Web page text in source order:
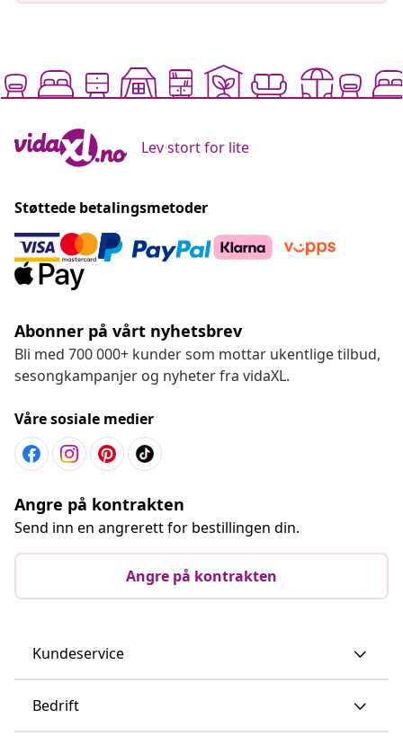
Lev stort for lite
Støttede betalingsmetoder
Abonner på vårt nyhetsbrev
Bli med 700 000+ kunder som mottar ukentlige tilbud,
sesongkampanjer og nyheter fra vidaXL.
Våre sosiale medier
Angre på kontrakten
Send inn en angrerett for bestillingen din.
Angre på kontrakten
Kundeservice
Bedrift